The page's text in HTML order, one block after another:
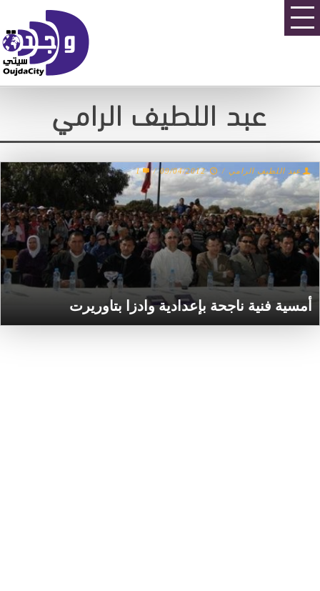
عبد اللطيف الرامي
أمسية فنية ناجحة بإعدادية وادزا بتاوريرت
عبد اللطيف الرامي /
09/04/2012
/
1